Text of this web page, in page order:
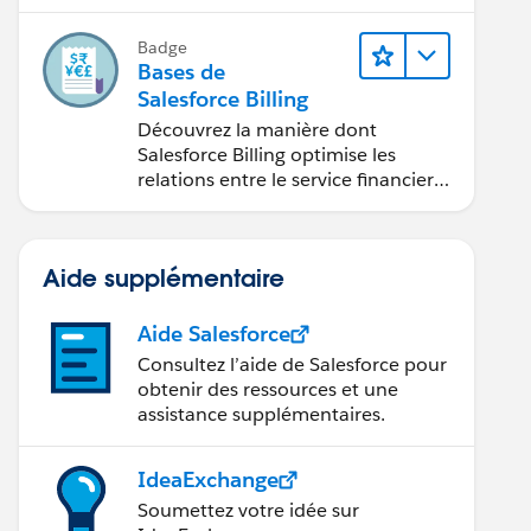
paiements et production de
rapports financiers.
Badge
Bases de
Salesforce Billing
Découvrez la manière dont
Salesforce Billing optimise les
relations entre le service financier
Aide supplémentaire
Aide Salesforce
Consultez l’aide de Salesforce pour
obtenir des ressources et une
assistance supplémentaires.
IdeaExchange
Soumettez votre idée sur